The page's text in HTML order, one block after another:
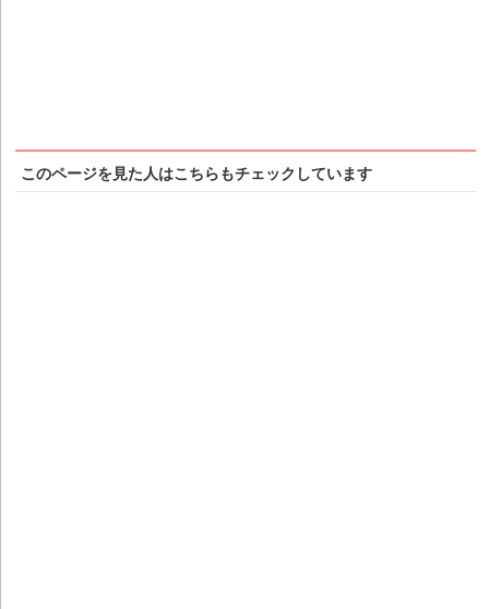
このページを見た人はこちらもチェックしています